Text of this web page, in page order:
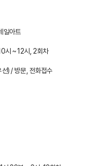
일아트
시 ~ 12시, 2회차
) / 방문, 전화접수